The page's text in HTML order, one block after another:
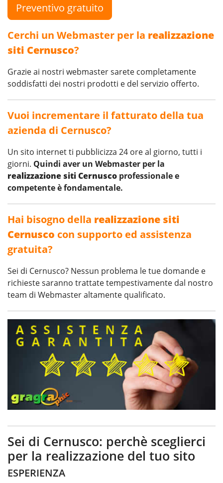
Preventivo gratuito
Cerchi un Webmaster per la realizzazione
siti Cernusco?
Grazie ai nostri webmaster sarete completamente
soddisfatti dei nostri prodotti e del servizio offerto.
Vuoi incrementare il fatturato della tua
azienda di Cernusco?
Un sito internet ti pubblicizza 24 ore al giorno, tutti i
giorni. Quindi aver un Webmaster per la
realizzazione siti Cernusco professionale e
competente è fondamentale.
Hai bisogno della realizzazione siti
Cernusco con supporto ed assistenza
gratuita?
Sei di Cernusco? Nessun problema le tue domande e
richieste saranno trattate tempestivamente dal nostro
team di Webmaster altamente qualificato.
Sei di Cernusco: perchè sceglierci
per la realizzazione del tuo sito
ESPERIENZA